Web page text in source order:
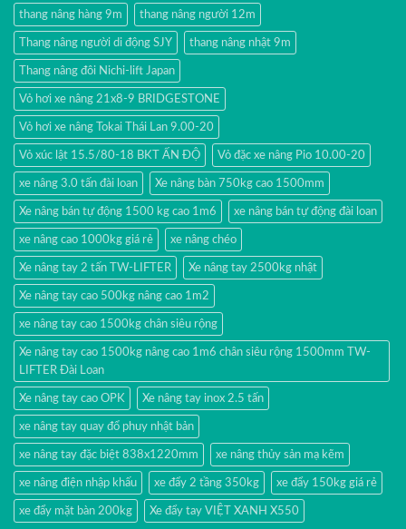
thang nâng hàng 9m thang nâng người 12m
Thang nâng người di động SJY thang nâng nhật 9m
Thang nâng đôi Nichi-lift Japan
Vỏ hơi xe nâng 21x8-9 BRIDGESTONE
Vỏ hơi xe nâng Tokai Thái Lan 9.00-20
Vỏ xúc lật 15.5/80-18 BKT ẤN ĐỘ Vỏ đặc xe nâng Pio 10.00-20
xe nâng 3.0 tấn đài loan Xe nâng bàn 750kg cao 1500mm
Xe nâng bán tự động 1500 kg cao 1m6 xe nâng bán tự động đài loan
xe nâng cao 1000kg giá rẻ xe nâng chéo
Xe nâng tay 2 tấn TW-LIFTER Xe nâng tay 2500kg nhật
Xe nâng tay cao 500kg nâng cao 1m2
xe nâng tay cao 1500kg chân siêu rộng
Xe nâng tay cao 1500kg nâng cao 1m6 chân siêu rộng 1500mm TW-
LIFTER Đài Loan
Xe nâng tay cao OPK Xe nâng tay inox 2.5 tấn
xe nâng tay quay đổ phuy nhật bản
xe nâng tay đặc biệt 838x1220mm xe nâng thủy sản mạ kẽm
xe nâng điện nhập khấu xe đẩy 2 tầng 350kg xe đẩy 150kg giá rẻ
xe đẩy mặt bàn 200kg Xe đẩy tay VIỆT XANH X550